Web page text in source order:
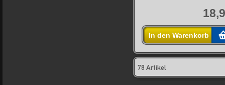
In den Warenkorb
78 Artikel